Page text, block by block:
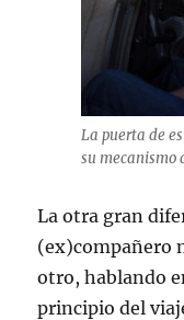
La puerta de
su mecanismo
La otra gran
(ex)compañero
otro, hablando
principio del